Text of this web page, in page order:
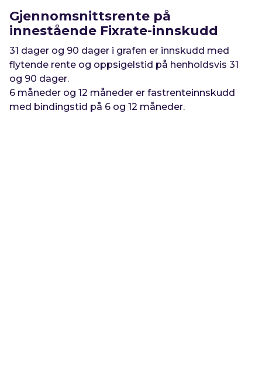
Gjennomsnittsrente på
innestående Fixrate-innskudd
31 dager og 90 dager i grafen er innskudd med
flytende rente og oppsigelstid på henholdsvis 31
og 90 dager.
6 måneder og 12 måneder er fastrenteinnskudd
med bindingstid på 6 og 12 måneder.